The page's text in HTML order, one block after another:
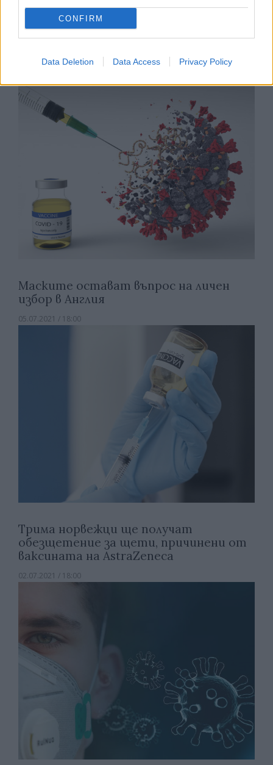
CONFIRM
Data Deletion Data Access Privacy Policy
Шампион по ваксинации в САЩ е
щатът Върмонт
Маските остават въпрос на личен
избор в Англия
05.07.2021 / 18:00
Трима норвежци ще получат
обезщетение за щети, причинени от
ваксината на AstraZenecа
02.07.2021 / 18:00